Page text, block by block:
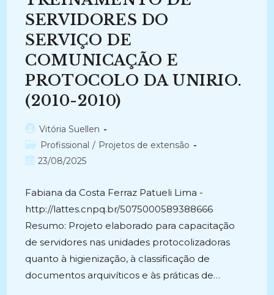
(2006-
2016)
SERVIDORES DO
SERVIÇO DE
COMUNICAÇÃO E
PROTOCOLO DA UNIRIO.
(2010-2010)
Autor
do
post:
Vitória Suellen
Categoria
do
Profissional / Projetos de extensão
Post23/08/2025
Fabiana da Costa Ferraz Patueli Lima -
http://lattes.cnpq.br/5075000589388666
Resumo: Projeto elaborado para capacitação
de servidores nas unidades protocolizadoras
quanto à higienização, à classificação de
documentos arquivíticos e às práticas de…